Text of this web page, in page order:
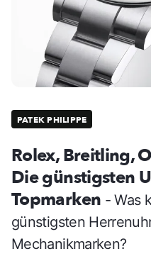
PATEK PHILIPPE
Rolex, Breitling,
Die günstigsten
Topmarken - Was
günstigsten
Mechanikmarken?